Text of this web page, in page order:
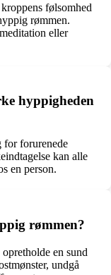
følsomhed
rømmen.
eller
hyppigheden
for forurenede
kan alle
en person.
rømmen?
en sund
undgå